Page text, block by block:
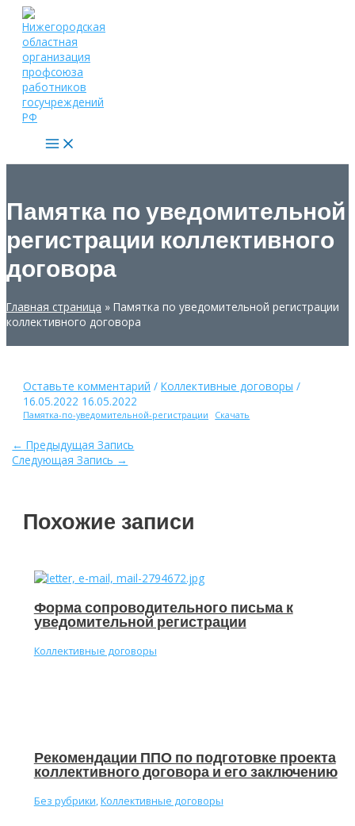
Перейти
содержимому
Main
Menu
Памятка по уведомительной
регистрации коллективного
договора
Главная страница » Памятка по уведомительной регистрации
коллективного договора
Оставьте комментарий /Коллективные договоры /
16.05.2022 16.05.2022
Памятка-по-уведомительной-регистрации Скачать
Навигация
по
← Предыдущая Запись
Следующая Запись →
Похожие записи
Форма сопроводительного письма к
уведомительной регистрации
Коллективные договоры
Рекомендации ППО по подготовке проекта
коллективного договора и его заключению
Без рубрики,Коллективные договоры